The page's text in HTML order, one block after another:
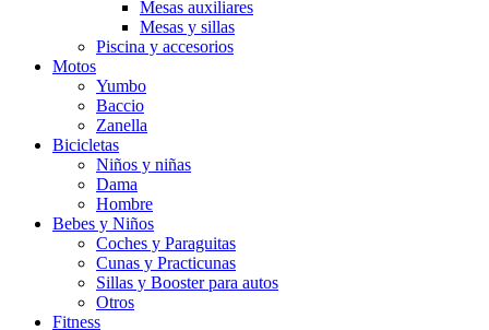
Mesas auxiliares
Mesas y sillas
Piscina y accesorios
Motos
Yumbo
Baccio
Zanella
Bicicletas
Niños y niñas
Dama
Hombre
Bebes y Niños
Coches y Paraguitas
Cunas y Practicunas
Sillas y Booster para autos
Otros
Fitness